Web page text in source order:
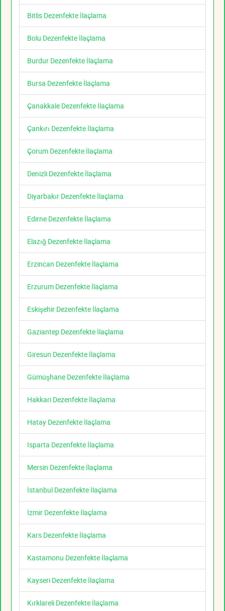
Bitlis Dezenfekte İlaçlama
Bolu Dezenfekte İlaçlama
Burdur Dezenfekte İlaçlama
Bursa Dezenfekte İlaçlama
Çanakkale Dezenfekte İlaçlama
Çankırı Dezenfekte İlaçlama
Çorum Dezenfekte İlaçlama
Denizli Dezenfekte İlaçlama
Diyarbakır Dezenfekte İlaçlama
Edirne Dezenfekte İlaçlama
Elazığ Dezenfekte İlaçlama
Erzincan Dezenfekte İlaçlama
Erzurum Dezenfekte İlaçlama
Eskişehir Dezenfekte İlaçlama
Gaziantep Dezenfekte İlaçlama
Giresun Dezenfekte İlaçlama
Gümüşhane Dezenfekte İlaçlama
Hakkari Dezenfekte İlaçlama
Hatay Dezenfekte İlaçlama
Isparta Dezenfekte İlaçlama
Mersin Dezenfekte İlaçlama
İstanbul Dezenfekte İlaçlama
İzmir Dezenfekte İlaçlama
Kars Dezenfekte İlaçlama
Kastamonu Dezenfekte İlaçlama
Kayseri Dezenfekte İlaçlama
Kırklareli Dezenfekte İlaçlama